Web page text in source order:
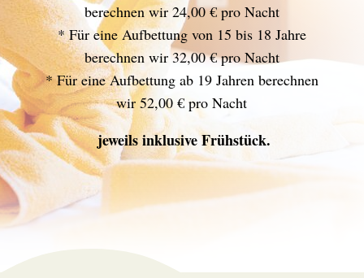
berechnen wir 24,00 € pro Nacht
* Für eine Aufbettung von 15 bis 18 Jahre
berechnen wir 32,00 € pro Nacht
* Für eine Aufbettung ab 19 Jahren berechnen
wir 52,00 € pro Nacht
jeweils inklusive Frühstück.